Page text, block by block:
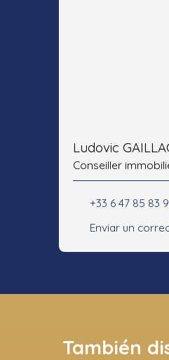
Ludovic
Conseiller
+33 6 47 85 83
Enviar un
También